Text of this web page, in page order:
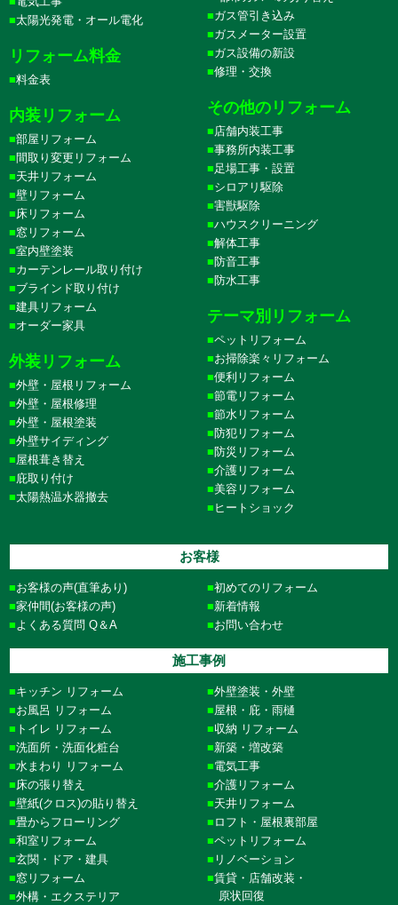
太陽光発電・オール電化
リフォーム料金
料金表
内装リフォーム
部屋リフォーム
間取り変更リフォーム
天井リフォーム
壁リフォーム
床リフォーム
窓リフォーム
室内壁塗装
カーテンレール取り付け
ブラインド取り付け
建具リフォーム
オーダー家具
外装リフォーム
外壁・屋根リフォーム
外壁・屋根修理
外壁・屋根塗装
外壁サイディング
屋根葺き替え
庇取り付け
太陽熱温水器撤去
ガス管引き込み
ガスメーター設置
ガス設備の新設
修理・交換
その他のリフォーム
店舗内装工事
事務所内装工事
足場工事・設置
シロアリ駆除
害獣駆除
ハウスクリーニング
解体工事
防音工事
防水工事
テーマ別リフォーム
ペットリフォーム
お掃除楽々リフォーム
便利リフォーム
節電リフォーム
節水リフォーム
防犯リフォーム
防災リフォーム
介護リフォーム
美容リフォーム
ヒートショック
お客様
お客様の声(直筆あり)
家仲間(お客様の声)
よくある質問 Q＆A
初めてのリフォーム
新着情報
お問い合わせ
施工事例
キッチン リフォーム
お風呂 リフォーム
トイレ リフォーム
洗面所・洗面化粧台
水まわり リフォーム
床の張り替え
壁紙(クロス)の貼り替え
畳からフローリング
和室リフォーム
玄関・ドア・建具
窓リフォーム
外構・エクステリア
外壁塗装・外壁
屋根・庇・雨樋
収納 リフォーム
新築・増改築
電気工事
介護リフォーム
天井リフォーム
ロフト・屋根裏部屋
ペットリフォーム
リノベーション
賃貸・店舗改装・
原状回復